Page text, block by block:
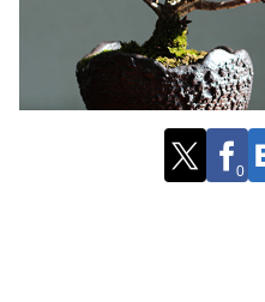
0